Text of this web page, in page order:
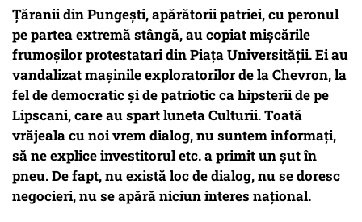
Țăranii din Pungești, apărătorii patriei, cu peronul
pe partea extremă stângă, au copiat mișcările
frumoșilor protestatari din Piața Universității. Ei au
vandalizat mașinile exploratorilor de la Chevron, la
fel de democratic și de patriotic ca hipsterii de pe
Lipscani, care au spart luneta Culturii. Toată
vrăjeala cu noi vrem dialog, nu suntem informați,
să ne explice investitorul etc. a primit un șut în
pneu. De fapt, nu există loc de dialog, nu se doresc
negocieri, nu se apără niciun interes național.